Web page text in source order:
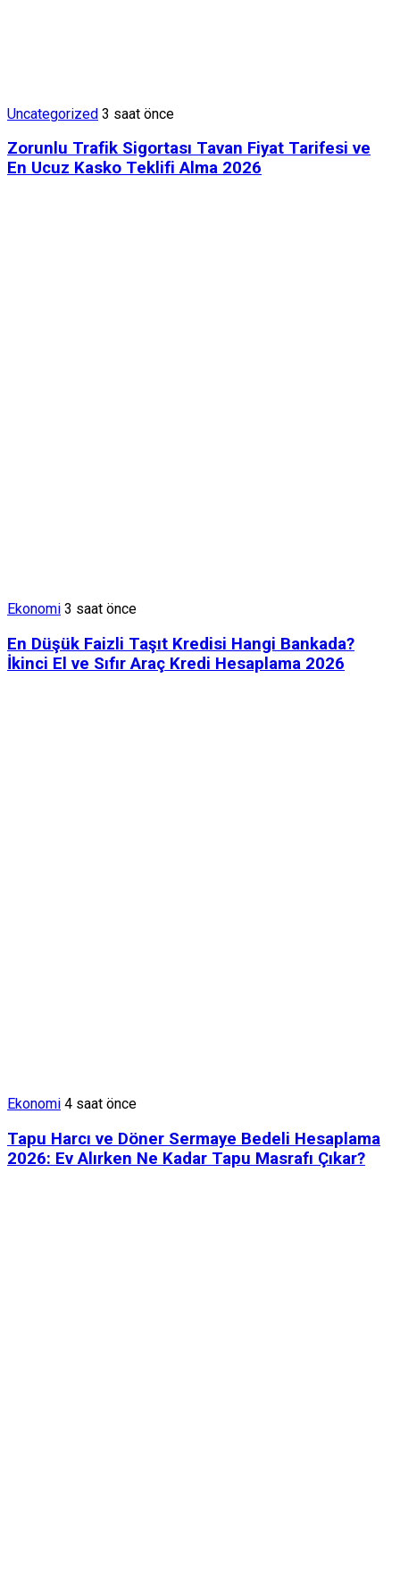
Uncategorized 3 saat önce
Zorunlu Trafik Sigortası Tavan Fiyat Tarifesi ve
En Ucuz Kasko Teklifi Alma 2026
Ekonomi 3 saat önce
En Düşük Faizli Taşıt Kredisi Hangi Bankada?
İkinci El ve Sıfır Araç Kredi Hesaplama 2026
Ekonomi 4 saat önce
Tapu Harcı ve Döner Sermaye Bedeli Hesaplama
2026: Ev Alırken Ne Kadar Tapu Masrafı Çıkar?